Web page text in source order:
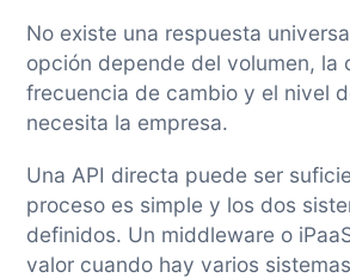
No existe una respuesta
opción depende del volumen, la
frecuencia de cambio y el nivel
necesita la empresa.
Una API directa puede ser
proceso es simple y los dos
definidos. Un middleware o
valor cuando hay varios